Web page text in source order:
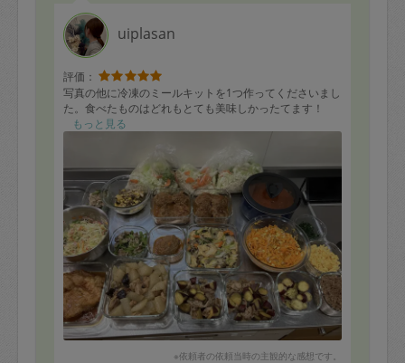
uiplasan
評価：
写真の他に冷凍のミールキットを1つ作ってくださいまし
た。食べたものはどれもとても美味しかったてます！
もっと見る
※依頼者の依頼当時の主観的な感想です。